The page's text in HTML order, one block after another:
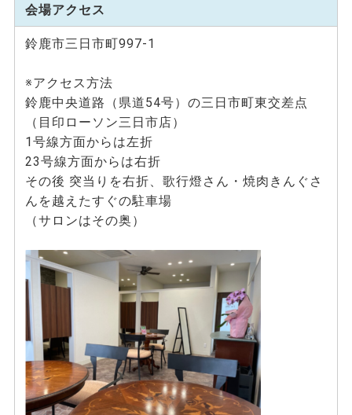
会場アクセス
鈴鹿市三日市町997-1
※アクセス方法
鈴鹿中央道路（県道54号）の三日市町東交差点
（目印ローソン三日市店）
1号線方面からは左折
23号線方面からは右折
その後 突当りを右折、歌行燈さん・焼肉きんぐさ
んを越えたすぐの駐車場
（サロンはその奥）